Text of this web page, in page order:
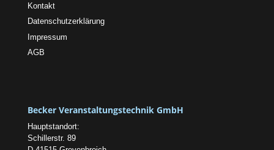
Kontakt
Datenschutzerklärung
Impressum
AGB
Becker Veranstaltungstechnik GmbH
Hauptstandort:
Schillerstr. 89